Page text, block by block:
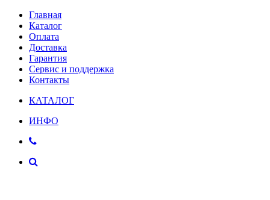
Главная
Каталог
Оплата
Доставка
Гарантия
Сервис и поддержка
Контакты
КАТАЛОГ
ИНФО